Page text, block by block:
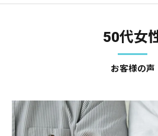
お客様の声
50代女